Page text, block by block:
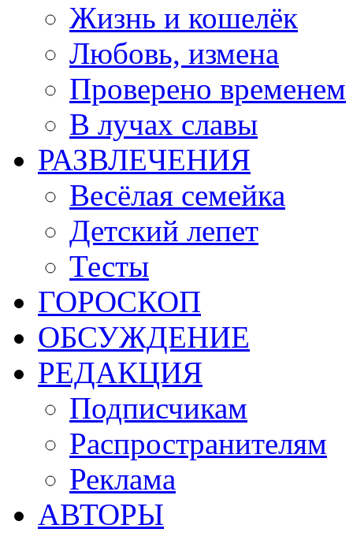
Жизнь и кошелёк
Любовь, измена
Проверено временем
В лучах славы
РАЗВЛЕЧЕНИЯ
Весёлая семейка
Детский лепет
Тесты
ГОРОСКОП
ОБСУЖДЕНИЕ
РЕДАКЦИЯ
Подписчикам
Распространителям
Реклама
АВТОРЫ